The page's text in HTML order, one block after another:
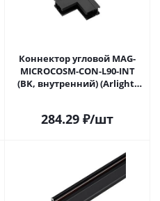
Коннектор угловой MAG-
MICROCOSM-CON-L90-INT
(BK, внутренний) (Arlight,
284.29 ₽/шт